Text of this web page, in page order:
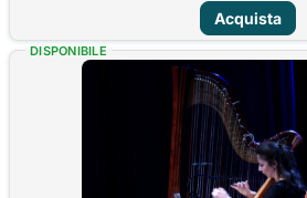
Acquista
DISPONIBILE